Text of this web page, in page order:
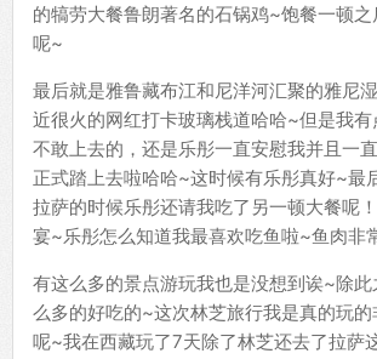
的犒劳大餐鲁朗著名的石锅鸡~饱餐一顿之
呢~
最后就是雅鲁藏布江和尼洋河汇聚的雅尼
近很火的网红打卡玻璃栈道哈哈~但是我
不敢上去的，还是乐彤一直安慰我并且一
正式踏上去啦哈哈~这时候有乐彤真好~最
拉萨的时候乐彤还请我吃了另一顿大餐呢
宴~乐彤怎么知道我最喜欢吃鱼啦~鱼肉非
有这么多的景点游玩我也是没想到诶~除
么多的好吃的~这次林芝旅行我是真的玩
呢~我在西藏玩了7天除了林芝还去了拉萨